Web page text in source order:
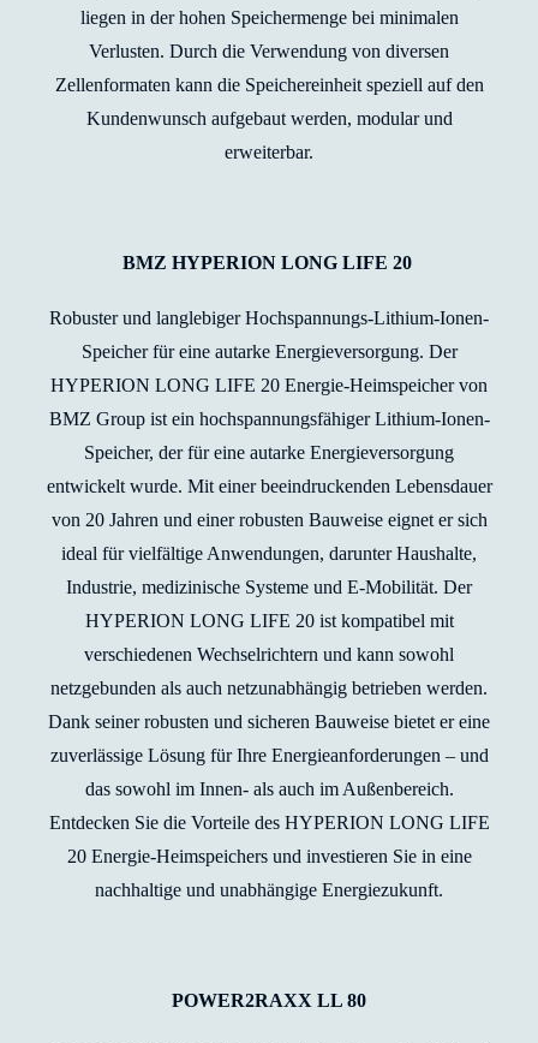
liegen in der hohen Speichermenge bei minimalen
Verlusten. Durch die Verwendung von diversen
Zellenformaten kann die Speichereinheit speziell auf den
Kundenwunsch aufgebaut werden, modular und
erweiterbar.
BMZ HYPERION LONG LIFE 20
Robuster und langlebiger Hochspannungs-Lithium-Ionen-
Speicher für eine autarke Energieversorgung. Der
HYPERION LONG LIFE 20 Energie-Heimspeicher von
BMZ Group ist ein hochspannungsfähiger Lithium-Ionen-
Speicher, der für eine autarke Energieversorgung
entwickelt wurde. Mit einer beeindruckenden Lebensdauer
von 20 Jahren und einer robusten Bauweise eignet er sich
ideal für vielfältige Anwendungen, darunter Haushalte,
Industrie, medizinische Systeme und E-Mobilität. Der
HYPERION LONG LIFE 20 ist kompatibel mit
verschiedenen Wechselrichtern und kann sowohl
netzgebunden als auch netzunabhängig betrieben werden.
Dank seiner robusten und sicheren Bauweise bietet er eine
zuverlässige Lösung für Ihre Energieanforderungen – und
das sowohl im Innen- als auch im Außenbereich.
Entdecken Sie die Vorteile des HYPERION LONG LIFE
20 Energie-Heimspeichers und investieren Sie in eine
nachhaltige und unabhängige Energiezukunft.
POWER2RAXX LL 80